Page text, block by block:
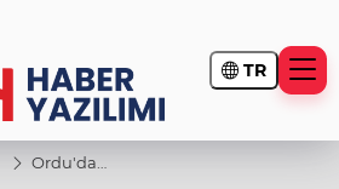
TR
Ordu'da